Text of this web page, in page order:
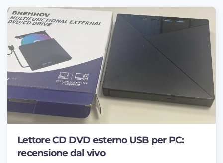
Lettore CD DVD esterno USB per PC:
recensione dal vivo